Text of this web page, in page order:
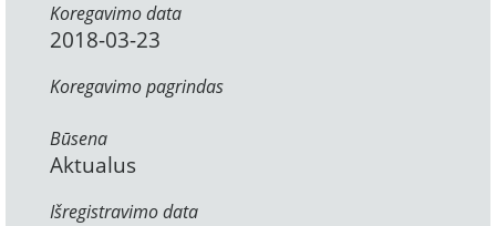
Koregavimo data
2018-03-23
Koregavimo pagrindas
Būsena
Aktualus
Išregistravimo data